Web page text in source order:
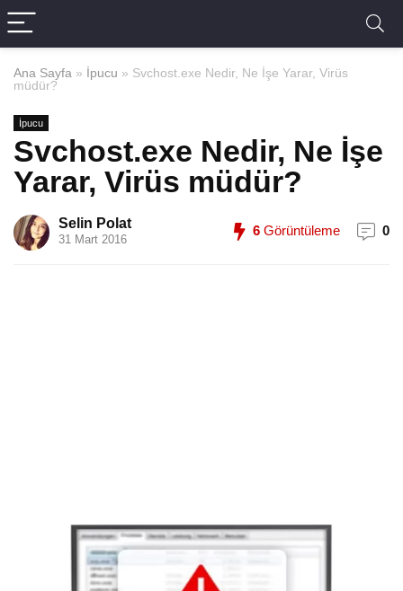
Ana Sayfa » İpucu » Svchost.exe Nedir, Ne İşe Yarar, Virüs
müdür?
İpucu
Svchost.exe Nedir, Ne İşe
Yarar, Virüs müdür?
Selin Polat
31 Mart 2016
6 Görüntüleme 0